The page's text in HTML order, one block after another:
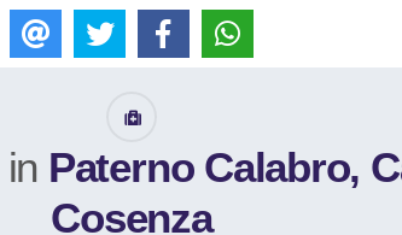
E-mail Tweet
in Paterno Calabro,
Cosenza